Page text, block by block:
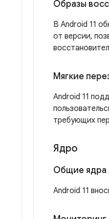
Образы
В Android 11
от версии,
Мягкие
Android 11
требующих
Ядро
Общие ядра
Android 11